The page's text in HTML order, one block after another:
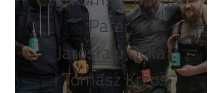
Pater,
Jarosław Ośka
i Tomasz Krzos